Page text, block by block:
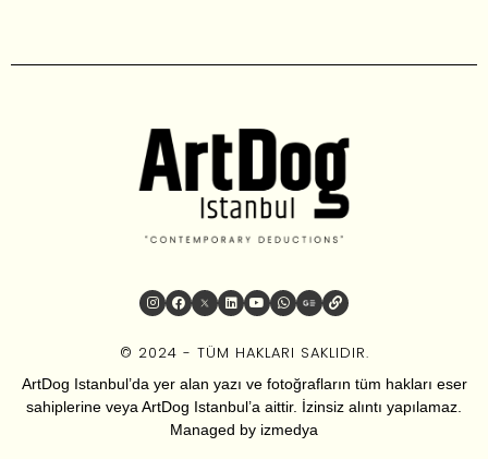
© 2024 - TÜM HAKLARI SAKLIDIR.
ArtDog Istanbul’da yer alan yazı ve fotoğrafların tüm hakları eser
sahiplerine veya ArtDog Istanbul’a aittir. İzinsiz alıntı yapılamaz.
Managed by izmedya